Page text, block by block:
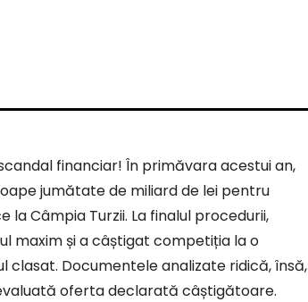
financiar! În primăvara acestui an,
jumătate de miliard de lei pentru
Câmpia Turzii. La finalul procedurii,
maxim și a câștigat competiția la o
Documentele analizate ridică, însă,
oferta declarată câștigătoare.